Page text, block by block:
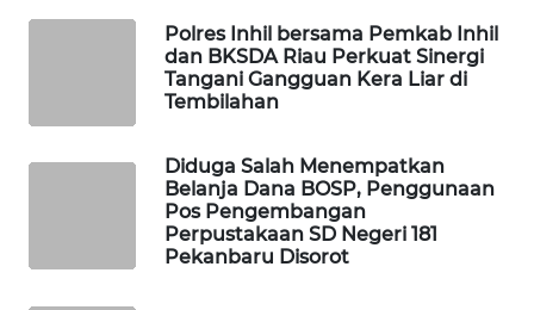
Polres Inhil bersama Pemkab Inhil
dan BKSDA Riau Perkuat Sinergi
Tangani Gangguan Kera Liar di
Tembilahan
Diduga Salah Menempatkan
Belanja Dana BOSP, Penggunaan
Pos Pengembangan
Perpustakaan SD Negeri 181
Pekanbaru Disorot
Wahana
LISTRIK